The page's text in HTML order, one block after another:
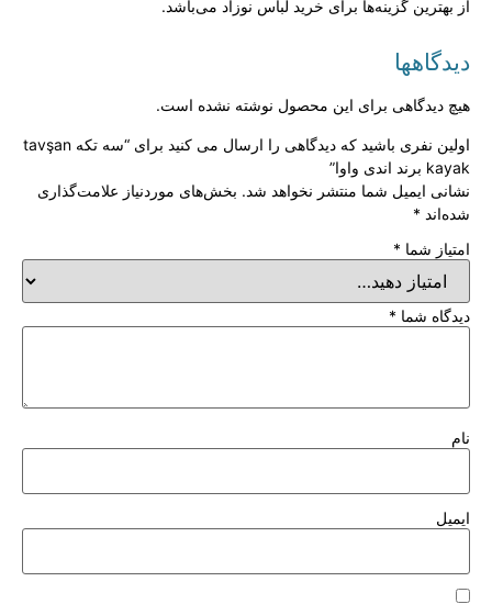
از بهترین گزینه‌ها برای خرید لباس نوزاد می‌باشد.
دیدگاهها
هیچ دیدگاهی برای این محصول نوشته نشده است.
اولین نفری باشید که دیدگاهی را ارسال می کنید برای “سه تکه tavşan
kayak برند اندی واوا”
نشانی ایمیل شما منتشر نخواهد شد. بخش‌های موردنیاز علامت‌گذاری
شده‌اند *
امتیاز شما *
دیدگاه شما *
نام
ایمیل